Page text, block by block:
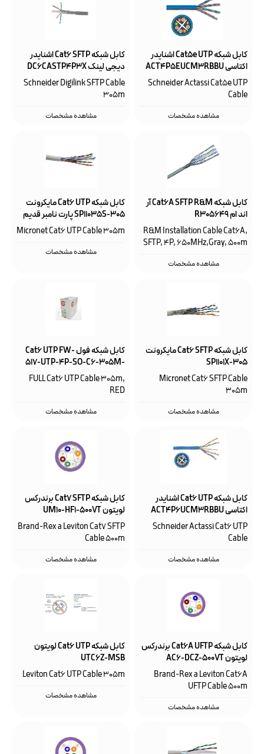
کابل شبکه Cat5e UTP اشنایدر
اکتاسی ACT4P5EUCM3RBBU
Schneider Actassi Cat5e UTP
Cable
مشاهده مشخصات
کابل شبکه Cat6 SFTP اشنایدر
دیجی لینک DC6CASTP4P3X
Schneider Digilink SFTP Cable
305m
مشاهده مشخصات
کابل شبکه Cat6A SFTP R&M آر
اند ام R305649
R&M Installation Cable Cat6A,
SFTP, 4P, 650MHz,Gray, 500m
مشاهده مشخصات
کابل شبکه Cat6 UTP مایکرونت
SP11035S-305 پارت نامبر قدیم
SP1101S-305
Micronet Cat6 UTP Cable 305m
مشاهده مشخصات
کابل شبکه Cat6 SFTP مایکرونت
SP1101X-305
Micronet Cat6 SFTP Cable
305m
مشاهده مشخصات
کابل شبکه فول Cat6 UTP FW-
517-UTP-4P-SO-C6-305M-
RED
FULL Cat6 UTP Cable 305m,
RED
مشاهده مشخصات
کابل شبکه Cat6 UTP اشنایدر
اکتاسی ACT4P6UCM3RBBU
Schneider Actassi Cat6 UTP
Cable
مشاهده مشخصات
کابل شبکه Cat7 SFTP برندرکس
لویتون UM10-HF1-500VT
Brand-Rex a Leviton Cat7 SFTP
Cable 500m
مشاهده مشخصات
کابل شبکه Cat6A UFTP برندرکس
لویتون AC6-DCZ-500VT
Brand-Rex a Leviton Cat6A
UFTP Cable 500m
مشاهده مشخصات
کابل شبکه Cat6 UTP لویتون
UTC6Z-MSB
Leviton Cat6 UTP Cable 305m
مشاهده مشخصات